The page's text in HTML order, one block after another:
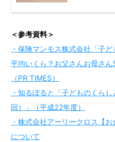
＜参考資料＞
・保険マンモス株式会社「子
平均いくら？お父さんお母さん
（PR TIMES）
・知るぽると「子どものくら
回）」（平成22年度）
・株式会社アーリークロス【
について